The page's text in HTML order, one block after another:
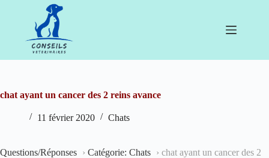
chat ayant un cancer des 2 reins avance
11 février 2020 Chats
Questions/Réponses › Catégorie: Chats › chat ayant un cancer des 2